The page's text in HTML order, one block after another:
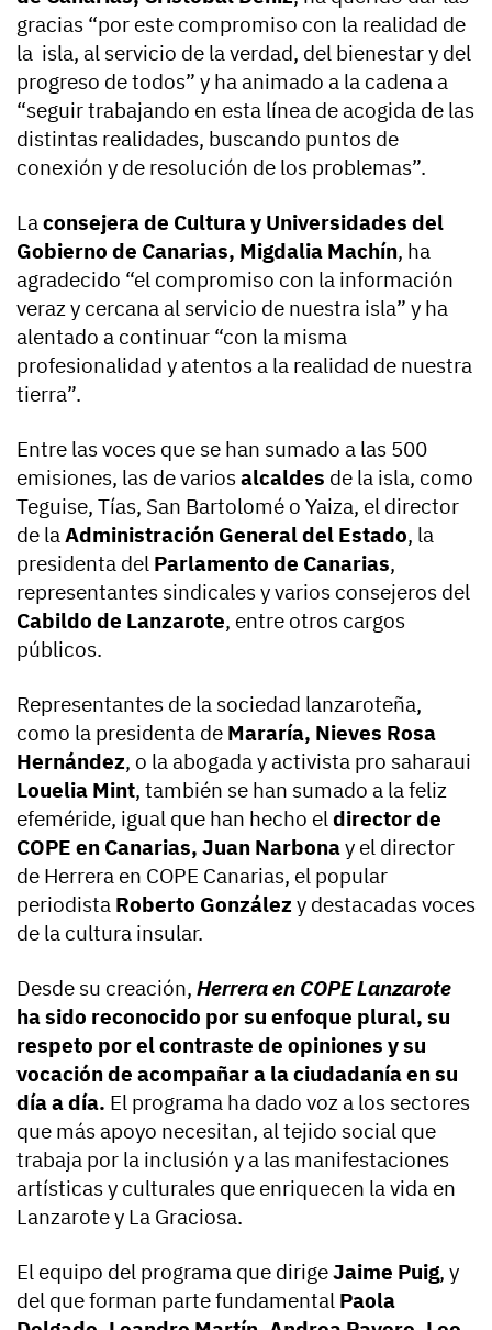
gracias “por este compromiso con la realidad de
la isla, al servicio de la verdad, del bienestar y del
progreso de todos” y ha animado a la cadena a
“seguir trabajando en esta línea de acogida de las
distintas realidades, buscando puntos de
conexión y de resolución de los problemas”.
La consejera de Cultura y Universidades del
Gobierno de Canarias, Migdalia Machín, ha
agradecido “el compromiso con la información
veraz y cercana al servicio de nuestra isla” y ha
alentado a continuar “con la misma
profesionalidad y atentos a la realidad de nuestra
tierra”.
Entre las voces que se han sumado a las 500
emisiones, las de variosalcaldes de la isla, como
Teguise, Tías, San Bartolomé o Yaiza, el director
de la Administración General del Estado, la
presidenta del Parlamento de Canarias,
representantes sindicales y varios consejeros del
Cabildo de Lanzarote, entre otros cargos
públicos.
Representantes de la sociedad lanzaroteña,
como la presidenta de Mararía, Nieves Rosa
Hernández, o la abogada y activista pro saharaui
Louelia Mint, también se han sumado a la feliz
efeméride, igual que han hecho el director de
COPE en Canarias, Juan Narbonay el director
de Herrera en COPE Canarias, el popular
periodista Roberto Gonzálezy destacadas voces
de la cultura insular.
Desde su creación, Herrera en COPE Lanzarote
ha sido reconocido por su enfoque plural, su
respeto por el contraste de opiniones y su
vocación de acompañar a la ciudadanía en su
día a día. El programa ha dado voz a los sectores
que más apoyo necesitan, al tejido social que
trabaja por la inclusión y a las manifestaciones
artísticas y culturales que enriquecen la vida en
Lanzarote y La Graciosa.
El equipo del programa que dirigeJaime Puig, y
del que forman parte fundamental Paola